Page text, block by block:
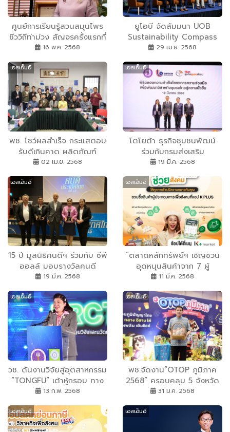
SMEs
ศูนย์การเรียนรู้สวนสมุนไพร
ชีววิถีท่าม่วง สัญจรครั้งแรกที่
อยุธยา เชิญร่วมกิจกรรมฟรี
ชุมชน
16 พ.ค. 2568
ยูโอบี จัดสัมมนา UOB
Sustainability Compass
Forum เสริมความรู้เอสเอ็มอี
ยั่งยืนและเพิ่มโอกาสทางธุรกิจ
29 เม.ย. 2568
เอสเอ็มอี
พช. โชว์ผลสำเร็จ กระแสตอบ
รับดีเกินคาด ผลิตภัณฑ์
OTOP ไทยโดนใจคนกวางโจว
เข้าสู่ E-Commerce เต็มตัว
02 เม.ย. 2568
เอสเอ็มอี
โตโยต้า ธุรกิจชุมชนพัฒน์
ร่วมกับกรมส่งเสริม
อุตสาหกรรม จัดพิธีฉลอง
มือเพื่อพัฒนาวิสาหกิจชุมชน
ไทยสู่ความยั่งยืน ผ่านองค์
ความรู้ “วิถีชุมชนพัฒน์ TSI
Way”
19 มี.ค. 2568
เอสเอ็มอี
15 ปี มูลนิธิคนดีฯ ร่วมกับ ซีพี
ออลล์ มอบรางวัลคนดี
ประเทศไทย เชิดชูประชาชน
19 มี.ค. 2568
เอสเอ็มอี
“ตลาดหลักทรัพย์ฯ เชิญชวน
อุดหนุนสินค้าจาก 7 ผู้
ประกอบการเพื่อสังคม ผ่าน
11 มี.ค. 2568
เอสเอ็มอี
วช. ดันงานวิจัยสู่อุตสาหกรรม
“TONGFU” เต้าหู้กรอบ ทาง
เลือกใหม่เพื่อสุขภาพ
13 ก.พ. 2568
เอสเอ็มอี
พช.จัดงาน“OTOP ภูมิภาค
2568” ครอบคลุม 5 จังหวัด
ทั่วไทย พบสุดยอดสินค้า
บอกอัตลักษณ์ในแต่ละท้องถิ่น
เริ่มตั้งแต่ก.พ.-พ.ค. คาดสร้าง
31 ม.ค. 2568
เอสเอ็มอี เอสเอ็มอี